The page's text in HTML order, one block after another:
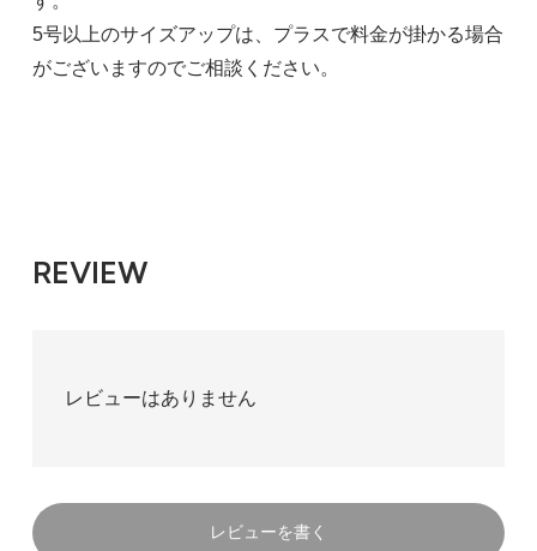
5号以上のサイズアップは、プラスで料金が掛かる場合
がございますのでご相談ください。
REVIEW
レビューはありません
レビューを書く